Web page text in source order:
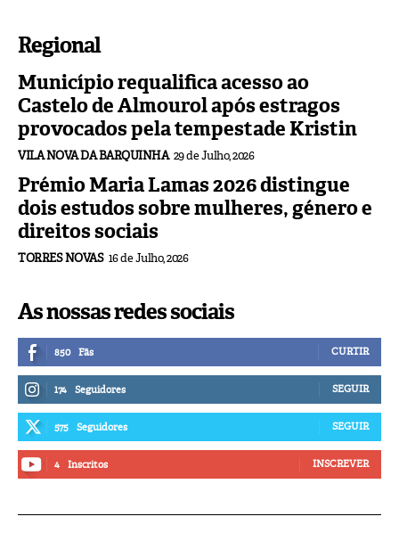
Regional
Município requalifica acesso ao
Castelo de Almourol após estragos
provocados pela tempestade Kristin
VILA NOVA DA BARQUINHA 29 de Julho, 2026
Prémio Maria Lamas 2026 distingue
dois estudos sobre mulheres, género e
direitos sociais
TORRES NOVAS 16 de Julho, 2026
As nossas redes sociais
850 Fãs CURTIR
174 Seguidores SEGUIR
575 Seguidores SEGUIR
4 Inscritos INSCREVER